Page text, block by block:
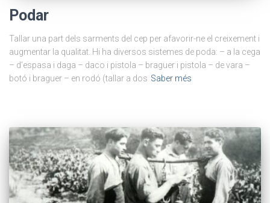
Podar
Tallar una part dels sarments del cep per afavorir-ne el creixement i
augmentar la qualitat. Hi ha diversos sistemes de poda: – a la cega
– d’espasa i daga – daco i pistola – braguer i pistola – de vara –
botó i braguer – en rodó (tallar a dos Saber més